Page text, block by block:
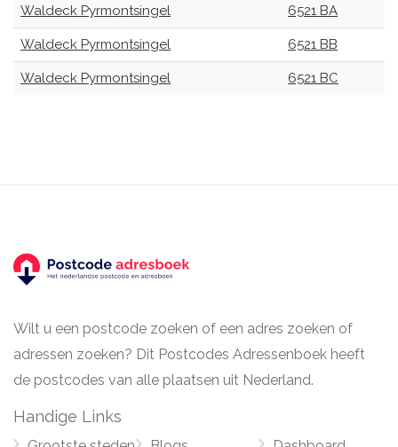
Waldeck Pyrmontsingel 6521 BA
Waldeck Pyrmontsingel 6521 BB
Waldeck Pyrmontsingel 6521 BC
Wilt u een postcode zoeken of een adres zoeken of
adressen zoeken? Dit Postcodes Adressenboek heeft
de postcodes van alle plaatsen uit Nederland.
Handige Links